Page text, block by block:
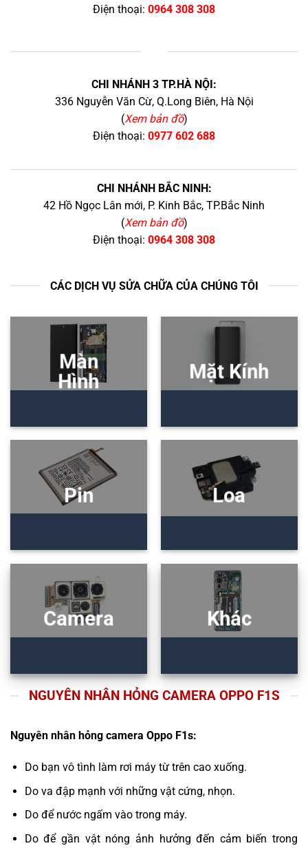
Điện thoại: 0964 308 308
CHI NHÁNH 3 TP.HÀ NỘI:
336 Nguyễn Văn Cừ, Q.Long Biên, Hà Nội
(Xem bản đồ)
Điện thoại: 0977 602 688
CHI NHÁNH BẮC NINH:
42 Hồ Ngọc Lân mới, P. Kinh Bắc, TP.Bắc Ninh
(Xem bản đồ)
Điện thoại: 0964 308 308
CÁC DỊCH VỤ SỬA CHỮA CỦA CHÚNG TÔI
Màn
Hình
Mặt Kính
Pin Loa
Camera Khác
NGUYÊN NHÂN HỎNG CAMERA OPPO F1S
Nguyên nhân hỏng camera Oppo F1s:
Do bạn vô tình làm rơi máy từ trên cao xuống.
Do va đập mạnh với những vật cứng, nhọn.
Do để nước ngấm vào trong máy.
Do để gần vật nóng ảnh hưởng đến cảm biến trong